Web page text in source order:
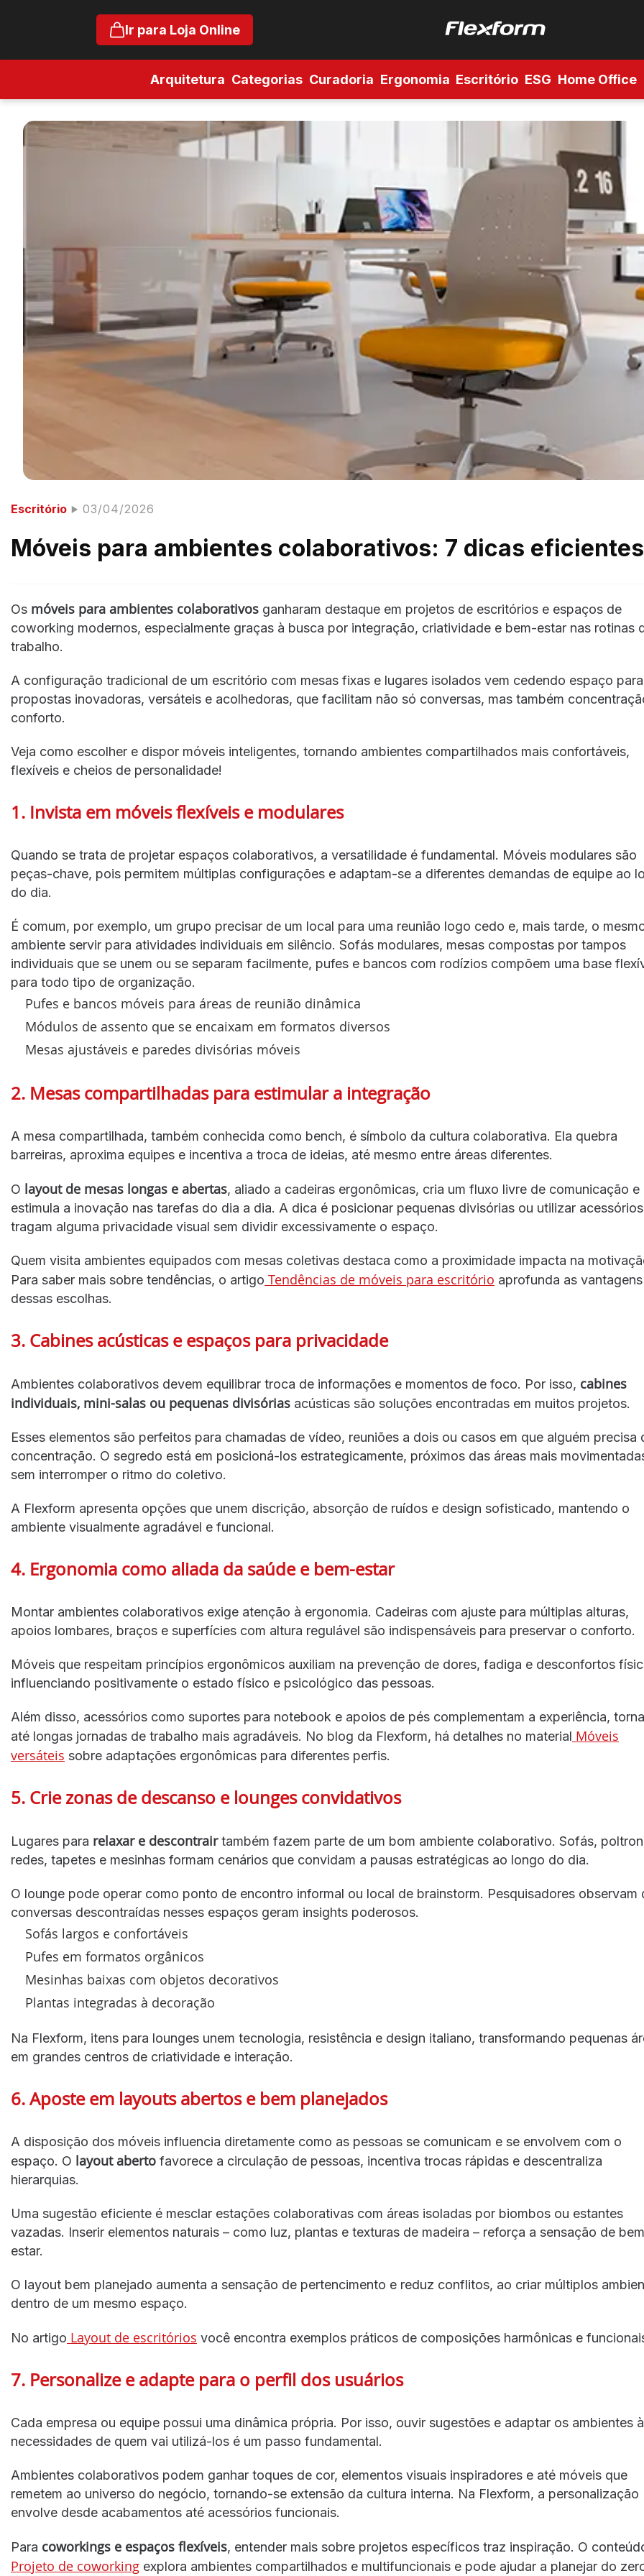
Ir para Loja Online
Arquitetura Categorias Curadoria Ergonomia Escritório ESG Home Office
Escritório 03/04/2026
Móveis para ambientes colaborativos: 7 dicas eficientes
Os móveis para ambientes colaborativos ganharam destaque em projetos de escritórios e espaços de
coworking modernos, especialmente graças à busca por integração, criatividade e bem-estar nas rotinas
trabalho.
A configuração tradicional de um escritório com mesas fixas e lugares isolados vem cedendo espaço para
propostas inovadoras, versáteis e acolhedoras, que facilitam não só conversas, mas também
conforto.
Veja como escolher e dispor móveis inteligentes, tornando ambientes compartilhados mais confortáveis,
flexíveis e cheios de personalidade!
1. Invista em móveis flexíveis e modulares
Quando se trata de projetar espaços colaborativos, a versatilidade é fundamental. Móveis modulares são
peças-chave, pois permitem múltiplas configurações e adaptam-se a diferentes demandas de equipe ao
do dia.
É comum, por exemplo, um grupo precisar de um local para uma reunião logo cedo e, mais tarde, o
ambiente servir para atividades individuais em silêncio. Sofás modulares, mesas compostas por tampos
individuais que se unem ou se separam facilmente, pufes e bancos com rodízios compõem uma base
para todo tipo de organização.
Pufes e bancos móveis para áreas de reunião dinâmica
Módulos de assento que se encaixam em formatos diversos
Mesas ajustáveis e paredes divisórias móveis
2. Mesas compartilhadas para estimular a integração
A mesa compartilhada, também conhecida como bench, é símbolo da cultura colaborativa. Ela quebra
barreiras, aproxima equipes e incentiva a troca de ideias, até mesmo entre áreas diferentes.
O layout de mesas longas e abertas, aliado a cadeiras ergonômicas, cria um fluxo livre de comunicação e
estimula a inovação nas tarefas do dia a dia. A dica é posicionar pequenas divisórias ou utilizar
tragam alguma privacidade visual sem dividir excessivamente o espaço.
Quem visita ambientes equipados com mesas coletivas destaca como a proximidade impacta na
Para saber mais sobre tendências, o artigo Tendências de móveis para escritório aprofunda as vantagens
dessas escolhas.
3. Cabines acústicas e espaços para privacidade
Ambientes colaborativos devem equilibrar troca de informações e momentos de foco. Por isso, cabines
individuais, mini-salas ou pequenas divisórias acústicas são soluções encontradas em muitos projetos.
Esses elementos são perfeitos para chamadas de vídeo, reuniões a dois ou casos em que alguém precisa
concentração. O segredo está em posicioná-los estrategicamente, próximos das áreas mais
sem interromper o ritmo do coletivo.
A Flexform apresenta opções que unem discrição, absorção de ruídos e design sofisticado, mantendo o
ambiente visualmente agradável e funcional.
4. Ergonomia como aliada da saúde e bem-estar
Montar ambientes colaborativos exige atenção à ergonomia. Cadeiras com ajuste para múltiplas alturas,
apoios lombares, braços e superfícies com altura regulável são indispensáveis para preservar o conforto.
Móveis que respeitam princípios ergonômicos auxiliam na prevenção de dores, fadiga e desconfortos
influenciando positivamente o estado físico e psicológico das pessoas.
Além disso, acessórios como suportes para notebook e apoios de pés complementam a experiência,
até longas jornadas de trabalho mais agradáveis. No blog da Flexform, há detalhes no material Móveis
versáteis sobre adaptações ergonômicas para diferentes perfis.
5. Crie zonas de descanso e lounges convidativos
Lugares para relaxar e descontrairtambém fazem parte de um bom ambiente colaborativo. Sofás,
redes, tapetes e mesinhas formam cenários que convidam a pausas estratégicas ao longo do dia.
O lounge pode operar como ponto de encontro informal ou local de brainstorm. Pesquisadores observam
conversas descontraídas nesses espaços geram insights poderosos.
Sofás largos e confortáveis
Pufes em formatos orgânicos
Mesinhas baixas com objetos decorativos
Plantas integradas à decoração
Na Flexform, itens para lounges unem tecnologia, resistência e design italiano, transformando pequenas
em grandes centros de criatividade e interação.
6. Aposte em layouts abertos e bem planejados
A disposição dos móveis influencia diretamente como as pessoas se comunicam e se envolvem com o
espaço. O layout aberto favorece a circulação de pessoas, incentiva trocas rápidas e descentraliza
hierarquias.
Uma sugestão eficiente é mesclar estações colaborativas com áreas isoladas por biombos ou estantes
vazadas. Inserir elementos naturais – como luz, plantas e texturas de madeira – reforça a sensação de
estar.
O layout bem planejado aumenta a sensação de pertencimento e reduz conflitos, ao criar múltiplos
dentro de um mesmo espaço.
No artigo Layout de escritórios você encontra exemplos práticos de composições harmônicas e
7. Personalize e adapte para o perfil dos usuários
Cada empresa ou equipe possui uma dinâmica própria. Por isso, ouvir sugestões e adaptar os ambientes
necessidades de quem vai utilizá-los é um passo fundamental.
Ambientes colaborativos podem ganhar toques de cor, elementos visuais inspiradores e até móveis que
remetem ao universo do negócio, tornando-se extensão da cultura interna. Na Flexform, a personalização
envolve desde acabamentos até acessórios funcionais.
Para coworkings e espaços flexíveis, entender mais sobre projetos específicos traz inspiração. O
Projeto de coworking explora ambientes compartilhados e multifuncionais e pode ajudar a planejar do